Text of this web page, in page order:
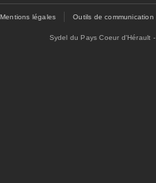
Mentions légales Outils de communication
Sydel du Pays Coeur d'Hérault